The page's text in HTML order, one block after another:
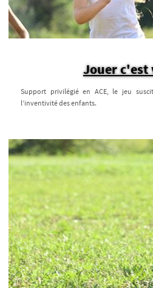
Jouer c'est
Support privilégié en ACE, le jeu
l’inventivité des enfants.